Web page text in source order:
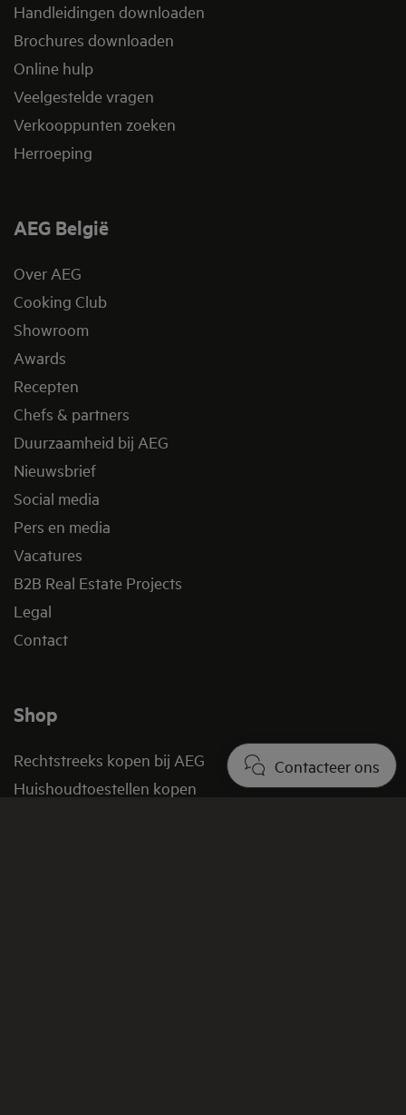
Contacteer ons
Handleidingen downloaden
Brochures downloaden
Online hulp
Veelgestelde vragen
Verkooppunten zoeken
Herroeping
AEG België
Over AEG
Cooking Club
Showroom
Awards
Recepten
Chefs & partners
Duurzaamheid bij AEG
Nieuwsbrief
Social media
Pers en media
Vacatures
B2B Real Estate Projects
Legal
Contact
Shop
Rechtstreeks kopen bij AEG
Huishoudtoestellen kopen